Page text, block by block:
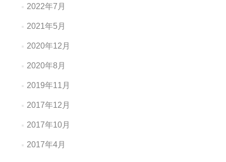
2022年7月
2021年5月
2020年12月
2020年8月
2019年11月
2017年12月
2017年10月
2017年4月